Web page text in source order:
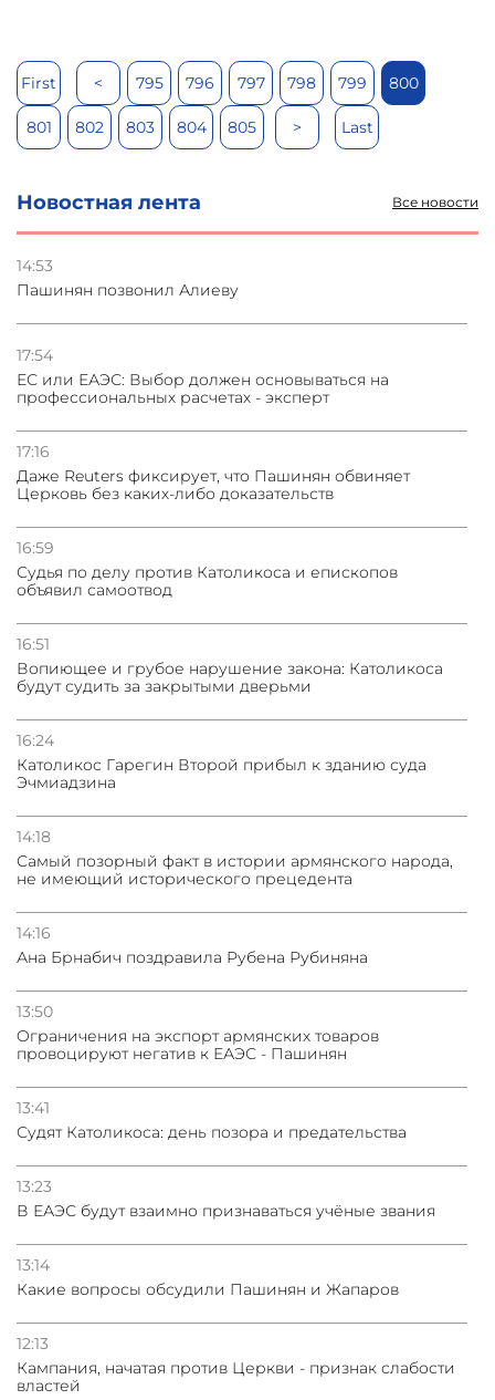
First < 795 796 797 798 799 800
801 802 803 804 805 > Last
Новостная лента Все новости
14:53
Пашинян позвонил Алиеву
17:54
ЕС или ЕАЭС: Выбор должен основываться на
профессиональных расчетах - эксперт
17:16
Даже Reuters фиксирует, что Пашинян обвиняет
Церковь без каких-либо доказательств
16:59
Судья по делу против Католикоса и епископов
объявил самоотвод
16:51
Вопиющее и грубое нарушение закона: Католикоса
будут судить за закрытыми дверьми
16:24
Католикос Гарегин Второй прибыл к зданию суда
Эчмиадзина
14:18
Самый позорный факт в истории армянского народа,
не имеющий исторического прецедента
14:16
Ана Брнабич поздравила Рубена Рубиняна
13:50
Oграничения на экспорт армянских товаров
провоцируют негатив к ЕАЭС - Пашинян
13:41
Судят Католикоса: день позора и предательства
13:23
В ЕАЭС будут взаимно признаваться учёные звания
13:14
Какие вопросы обсудили Пашинян и Жапаров
12:13
Кампания, начатая против Церкви - признак слабости
властей